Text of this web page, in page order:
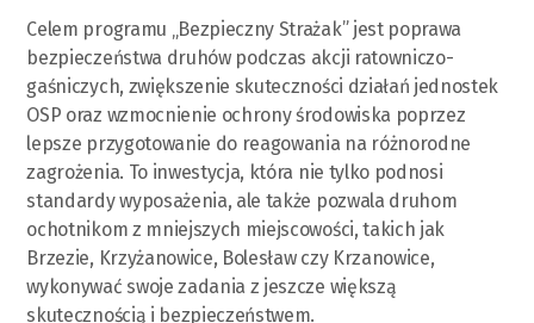
Celem programu „Bezpieczny Strażak” jest poprawa
bezpieczeństwa druhów podczas akcji ratowniczo-
gaśniczych, zwiększenie skuteczności działań jednostek
OSP oraz wzmocnienie ochrony środowiska poprzez
lepsze przygotowanie do reagowania na różnorodne
zagrożenia. To inwestycja, która nie tylko podnosi
standardy wyposażenia, ale także pozwala druhom
ochotnikom z mniejszych miejscowości, takich jak
Brzezie, Krzyżanowice, Bolesław czy Krzanowice,
wykonywać swoje zadania z jeszcze większą
skutecznością i bezpieczeństwem.